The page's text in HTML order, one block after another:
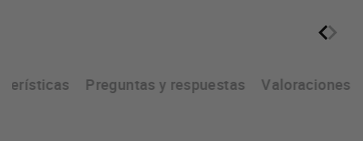
Preguntas y respuestas Valoraciones